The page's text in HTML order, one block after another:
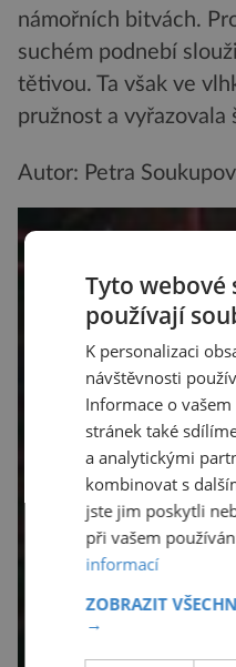
námořních bitvách.
suchém podnebí
tětivou. Ta však ve
pružnost a vyřazovala
Autor: Petra
Tyto webové
používají
K personalizaci
návštěvnosti
Informace o
stránek také
a analytickými
kombinovat s
jste jim poskytli
při vašem
informací
ZOBRAZIT
→